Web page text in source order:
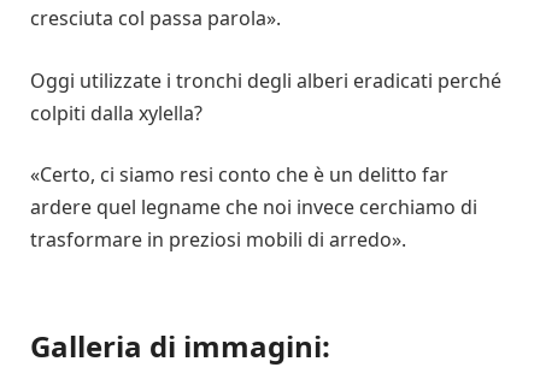
cresciuta col passa parola».
Oggi utilizzate i tronchi degli alberi eradicati perché
colpiti dalla xylella?
«Certo, ci siamo resi conto che è un delitto far
ardere quel legname che noi invece cerchiamo di
trasformare in preziosi mobili di arredo».
Galleria di immagini: